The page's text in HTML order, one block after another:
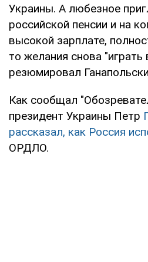
Украины. А любезное
российской пенсии и на
высокой зарплате,
то желания снова "играть
резюмировал
Как сообщал
президент Украины Петр
рассказал, как Россия
ОРДЛО.